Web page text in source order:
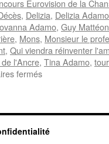
Eurovision de la
, Delizia, Delizia Adamo
Adamo, Guy
, Mons, Monsieur le
, Qui viendra réinventer
l'Ancre, Tina Adamo,
ferméssur